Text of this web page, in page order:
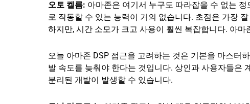
오토 켈름: 아마존은 여기서 누구도 따라잡을 수 없는
로 작동할 수 있는 능력이 거의 없습니다. 초점은 가장
하지만, 시간 소모가 크고 사용이 훨씬 복잡합니다. 아
오늘 아마존 DSP 접근을 고려하는 것은 기본을 마스터
발 속도를 늦춰야 한다는 것입니다. 상인과 사용자들은
분리된 개발이 발생할 수 있습니다.